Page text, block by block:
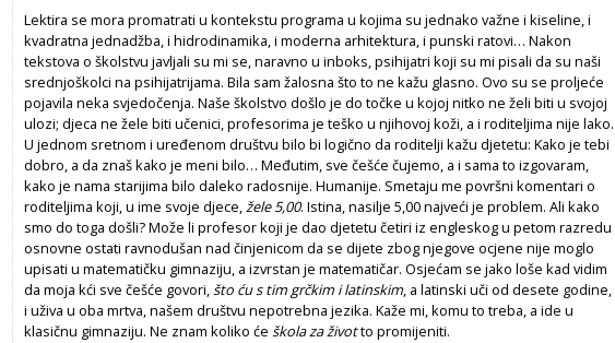
Lektira se mora promatrati u kontekstu programa u kojima su jednako važne i kiseline, i
kvadratna jednadžba, i hidrodinamika, i moderna arhitektura, i punski ratovi… Nakon
tekstova o školstvu javljali su mi se, naravno u inboks, psihijatri koji su mi pisali da su naši
srednjoškolci na psihijatrijama. Bila sam žalosna što to ne kažu glasno. Ovo su se proljeće
pojavila neka svjedočenja. Naše školstvo došlo je do točke u kojoj nitko ne želi biti u svojoj
ulozi; djeca ne žele biti učenici, profesorima je teško u njihovoj koži, a i roditeljima nije lako.
U jednom sretnom i uređenom društvu bilo bi logično da roditelji kažu djetetu: Kako je tebi
dobro, a da znaš kako je meni bilo… Međutim, sve češće čujemo, a i sama to izgovaram,
kako je nama starijima bilo daleko radosnije. Humanije. Smetaju me površni komentari o
roditeljima koji, u ime svoje djece,žele 5,00. Istina, nasilje 5,00 najveći je problem. Ali kako
smo do toga došli? Može li profesor koji je dao djetetu četiri iz engleskog u petom razredu
osnovne ostati ravnodušan nad činjenicom da se dijete zbog njegove ocjene nije moglo
upisati u matematičku gimnaziju, a izvrstan je matematičar. Osjećam se jako loše kad vidim
da moja kći sve češće govori,što ću s tim grčkim i latinskim, a latinski uči od desete godine,
i uživa u oba mrtva, našem društvu nepotrebna jezika. Kaže mi, komu to treba, a ide u
klasičnu gimnaziju. Ne znam koliko će škola za životto promijeniti.